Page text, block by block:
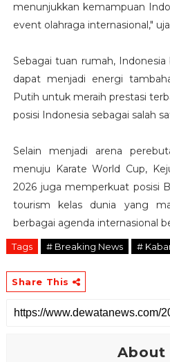
menunjukkan kemampuan
event olahraga internasional,"
Sebagai tuan rumah,
dapat menjadi energi
Putih untuk meraih prestasi
posisi Indonesia sebagai salah
Selain menjadi arena
menuju Karate World Cup,
2026 juga memperkuat posisi
tourism kelas dunia yang
berbagai agenda internasional
Tags # Breaking News #
Share This
About